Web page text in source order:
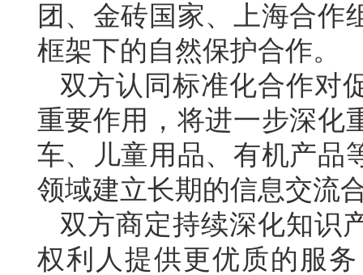
团、金砖国家、上海合作
框架下的自然保护合作。
双方认同标准化合作对
重要作用，将进一步深化
车、儿童用品、有机产品
领域建立长期的信息交流
双方商定持续深化知识
权利人提供更优质的服